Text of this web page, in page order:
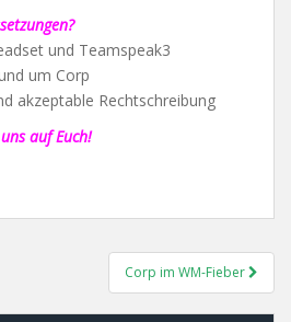
und Teamspeak3
um Corp
akzeptable Rechtschreibung
auf Euch!
Corp im WM-Fieber